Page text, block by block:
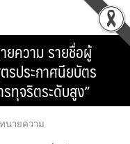
ความ รายชื่อผู้
รประกาศนียบัตร
ทุจริตระดับสูง”
นายความ